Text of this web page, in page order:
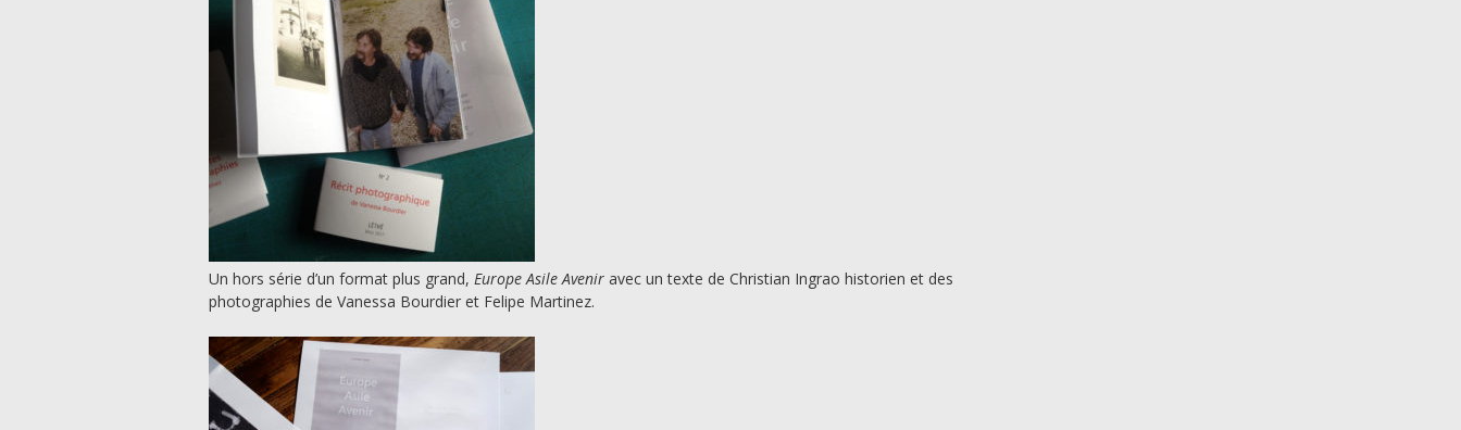
Un hors série d’un format plus grand, Europe Asile Avenir avec un texte de Christian Ingrao historien et des
photographies de Vanessa Bourdier et Felipe Martinez.